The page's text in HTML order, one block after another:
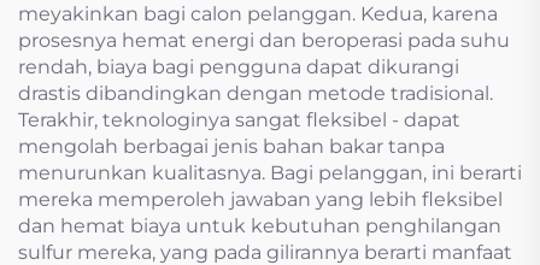
meyakinkan bagi calon pelanggan. Kedua, karena
prosesnya hemat energi dan beroperasi pada suhu
rendah, biaya bagi pengguna dapat dikurangi
drastis dibandingkan dengan metode tradisional.
Terakhir, teknologinya sangat fleksibel - dapat
mengolah berbagai jenis bahan bakar tanpa
menurunkan kualitasnya. Bagi pelanggan, ini berarti
mereka memperoleh jawaban yang lebih fleksibel
dan hemat biaya untuk kebutuhan penghilangan
sulfur mereka, yang pada gilirannya berarti manfaat